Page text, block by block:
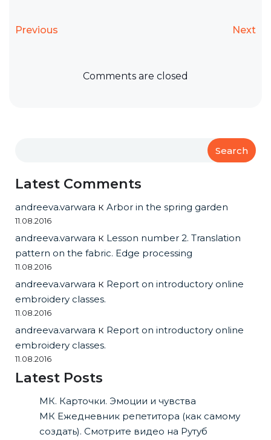
Previous Next
Comments are closed
Search
Latest Comments
andreeva.varwara к Arbor in the spring garden
11.08.2016
andreeva.varwara к Lesson number 2. Translation
pattern on the fabric. Edge processing
11.08.2016
andreeva.varwara к Report on introductory online
embroidery classes.
11.08.2016
andreeva.varwara к Report on introductory online
embroidery classes.
11.08.2016
Latest Posts
МК. Карточки. Эмоции и чувства
МК Ежедневник репетитора (как самому
создать). Смотрите видео на Рутуб